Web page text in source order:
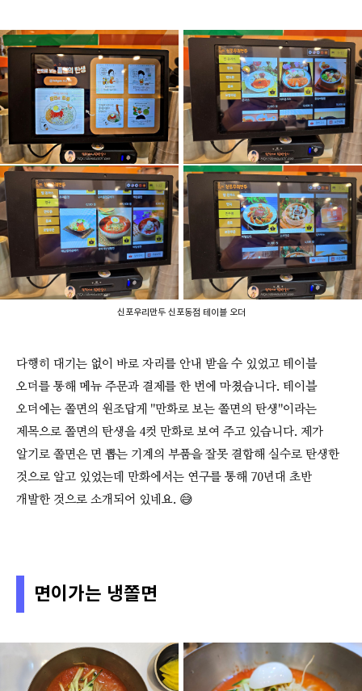
신포우리만두 신포동점 테이블 오더
다행히 대기는 없이 바로 자리를 안내 받을 수 있었고 테이블
오더를 통해 메뉴 주문과 결제를 한 번에 마쳤습니다. 테이블
오더에는 쫄면의 원조답게 "만화로 보는 쫄면의 탄생"이라는
제목으로 쫄면의 탄생을 4컷 만화로 보여 주고 있습니다. 제가
알기로 쫄면은 면 뽑는 기계의 부품을 잘못 결합해 실수로 탄생한
것으로 알고 있었는데 만화에서는 연구를 통해 70년대 초반
개발한 것으로 소개되어 있네요. 😅
면이가는 냉쫄면